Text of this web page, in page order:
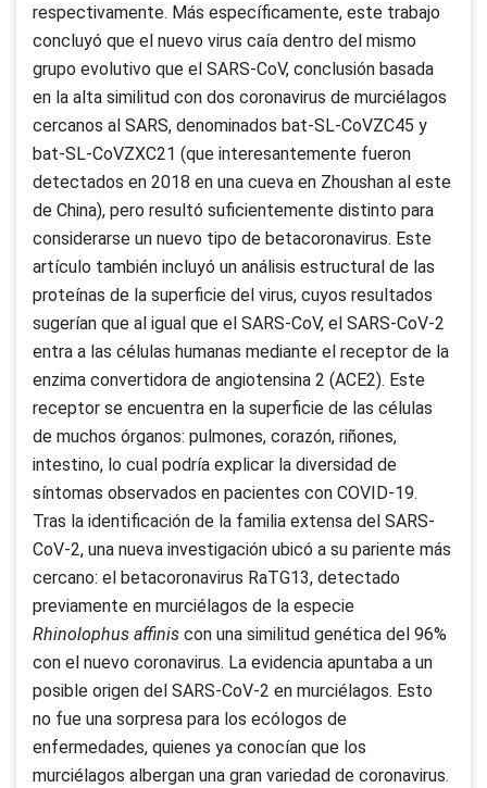
respectivamente. Más específicamente, este trabajo
concluyó que el nuevo virus caía dentro del mismo
grupo evolutivo que el SARS-CoV, conclusión basada
en la alta similitud con dos coronavirus de murciélagos
cercanos al SARS, denominados bat-SL-CoVZC45 y
bat-SL-CoVZXC21 (que interesantemente fueron
detectados en 2018 en una cueva en Zhoushan al este
de China), pero resultó suficientemente distinto para
considerarse un nuevo tipo de betacoronavirus. Este
artículo también incluyó un análisis estructural de las
proteínas de la superficie del virus, cuyos resultados
sugerían que al igual que el SARS-CoV, el SARS-CoV-2
entra a las células humanas mediante el receptor de la
enzima convertidora de angiotensina 2 (ACE2). Este
receptor se encuentra en la superficie de las células
de muchos órganos: pulmones, corazón, riñones,
intestino, lo cual podría explicar la diversidad de
síntomas observados en pacientes con COVID-19.
Tras la identificación de la familia extensa del SARS-
CoV-2, una nueva investigación ubicó a su pariente más
cercano: el betacoronavirus RaTG13, detectado
previamente en murciélagos de la especie
Rhinolophus affinis con una similitud genética del 96%
con el nuevo coronavirus. La evidencia apuntaba a un
posible origen del SARS-CoV-2 en murciélagos. Esto
no fue una sorpresa para los ecólogos de
enfermedades, quienes ya conocían que los
murciélagos albergan una gran variedad de coronavirus.